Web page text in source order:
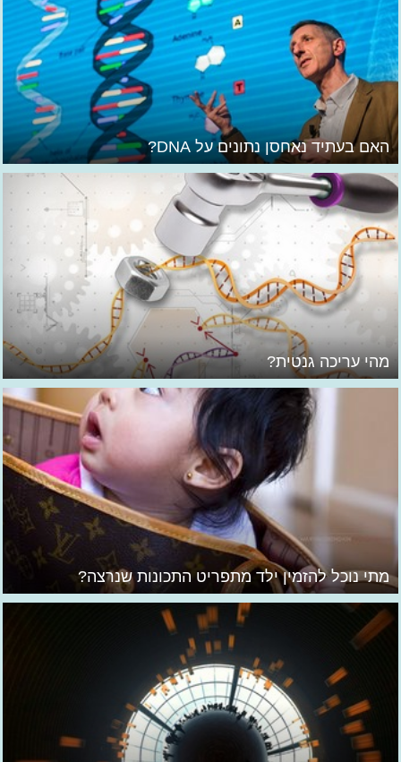
האם בעתיד נאחסן נתונים על DNA?
מהי עריכה גנטית?
מתי נוכל להזמין ילד מתפריט התכונות שנרצה?